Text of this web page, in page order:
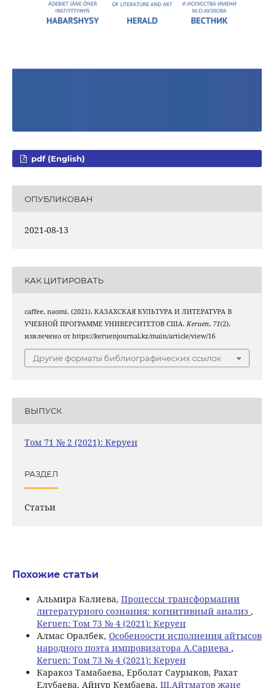
pdf (English)
ОПУБЛИКОВАН
2021-08-13
КАК ЦИТИРОВАТЬ
caffee, naomi. (2021). КАЗАХСКАЯ КУЛЬТУРА И ЛИТЕРАТУРА В
УЧЕБНОЙ ПРОГРАММЕ УНИВЕРСИТЕТОВ США. Keruen, 71(2).
извлечено от https://keruenjournal.kz/main/article/view/16
Другие форматы библиографических ссылок
ВЫПУСК
Том 71 № 2 (2021): Керуен
РАЗДЕЛ
Статьи
Похожие статьи
Альмира Калиева, Процессы трансформации
литературного сознания: когнитивный анализ ,
Keruen: Том 73 № 4 (2021): Керуен
Алмас Оралбек, Особеноости исполнения айтысов
народного поэта импровизатора А.Сариева ,
Keruen: Том 73 № 4 (2021): Керуен
Каракоз Тамабаева, Ерболат Саурыков, Рахат
Елубаева, Айнур Кембаева, Ш.Айтматов және